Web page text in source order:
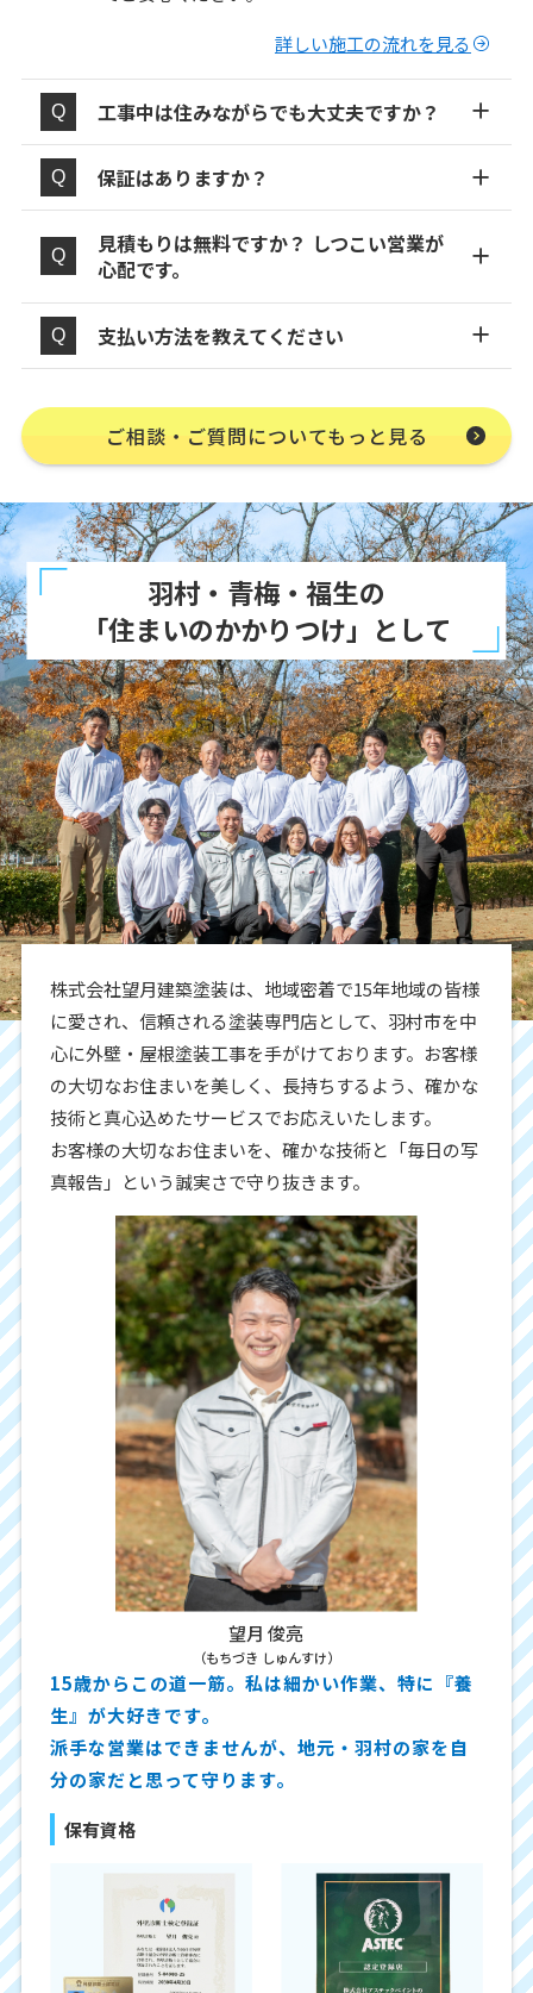
詳しい施工の流れを見る
工事中は住みながらでも大丈夫ですか？
保証はありますか？
見積もりは無料ですか？ しつこい営業が
心配です。
支払い方法を教えてください
ご相談・ご質問についてもっと見る
羽村・青梅・福生の
「住まいのかかりつけ」として
株式会社望月建築塗装は、地域密着で15年地域の皆様
に愛され、信頼される塗装専門店として、羽村市を中
心に外壁・屋根塗装工事を手がけております。お客様
の大切なお住まいを美しく、長持ちするよう、確かな
技術と真心込めたサービスでお応えいたします。
お客様の大切なお住まいを、確かな技術と「毎日の写
真報告」という誠実さで守り抜きます。
望月 俊亮
（もちづき しゅんすけ）
15歳からこの道一筋。私は細かい作業、特に『養
生』が大好きです。
派手な営業はできませんが、地元・羽村の家を自
分の家だと思って守ります。
保有資格